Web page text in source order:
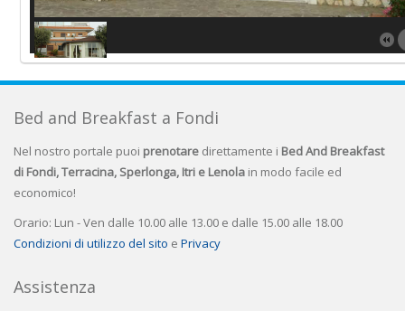
Bed and Breakfast a Fondi
Nel nostro portale puoi prenotare direttamente i Bed And Breakfast
di Fondi, Terracina, Sperlonga, Itri e Lenola in modo facile ed
economico!
Orario: Lun - Ven dalle 10.00 alle 13.00 e dalle 15.00 alle 18.00
Condizioni di utilizzo del sito e Privacy
Assistenza